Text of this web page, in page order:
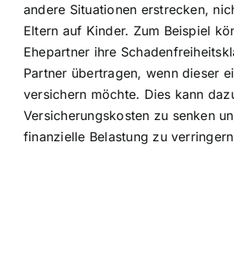
andere Situationen erstrecken,
Eltern auf Kinder. Zum Beispiel
Ehepartner ihre
Partner übertragen, wenn dieser
versichern möchte. Dies kann
Versicherungskosten zu senken
finanzielle Belastung zu